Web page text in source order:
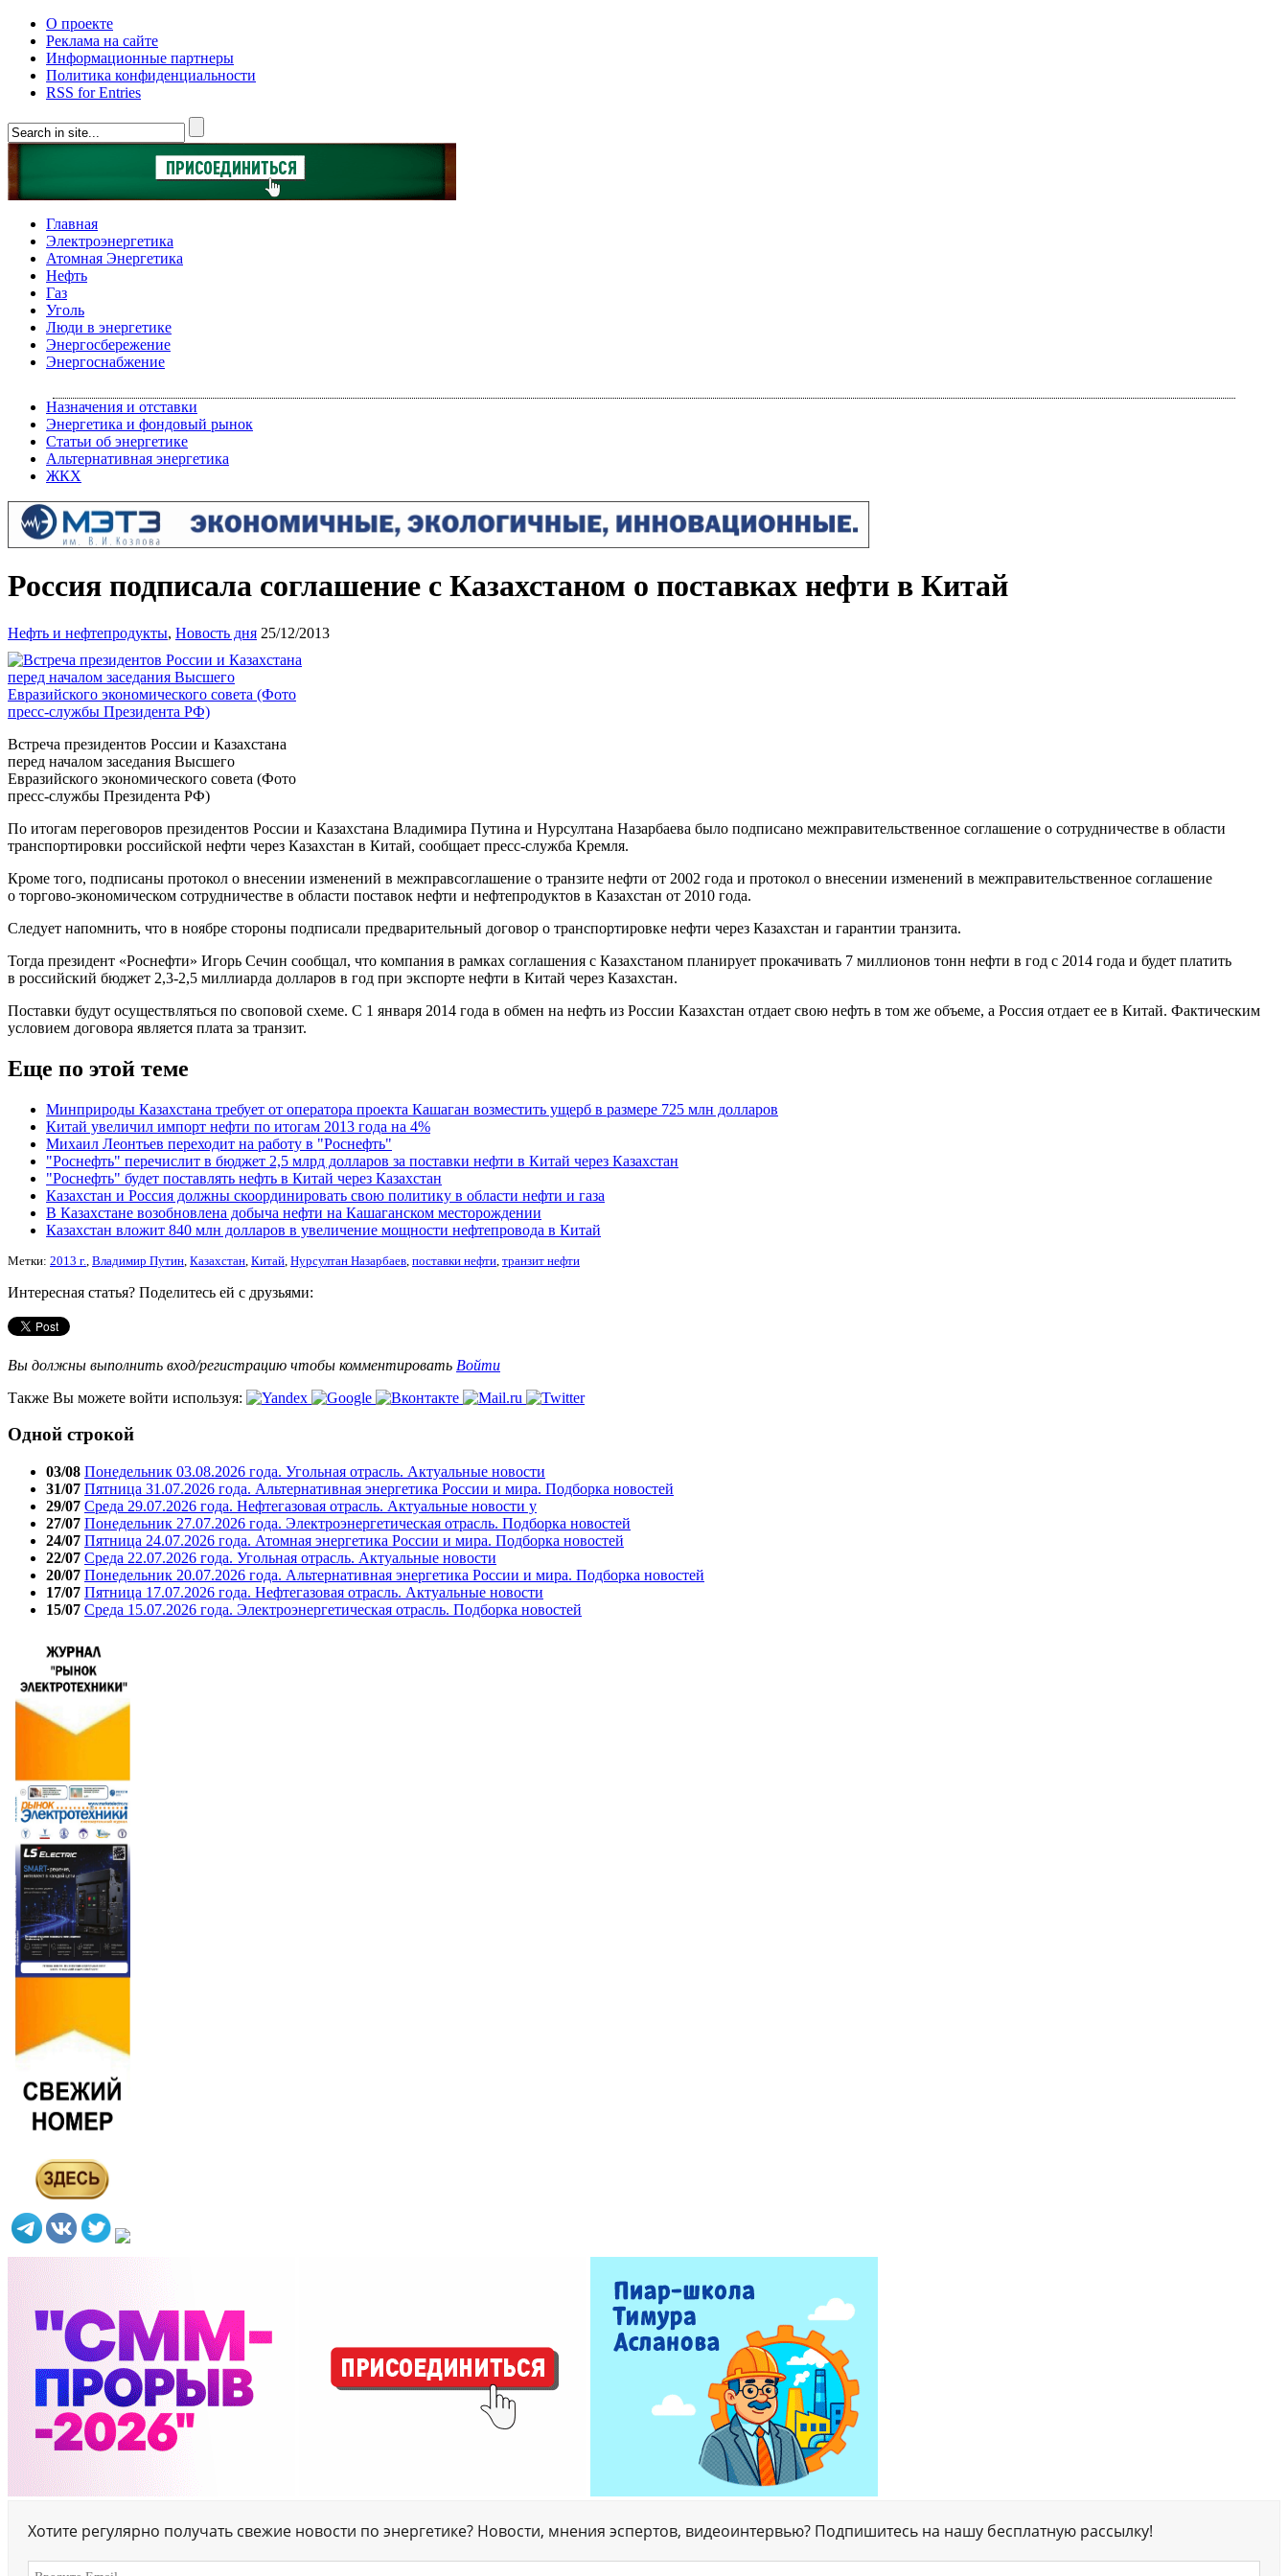
О проекте
Реклама на сайте
Информационные партнеры
Политика конфиденциальности
RSS for Entries
Главная
Электроэнергетика
Атомная Энергетика
Нефть
Газ
Уголь
Люди в энергетике
Энергосбережение
Энергоснабжение
Назначения и отставки
Энергетика и фондовый рынок
Статьи об энергетике
Альтернативная энергетика
ЖКХ
Россия подписала соглашение с Казахстаном о поставках нефти в Китай
Нефть и нефтепродукты, Новость дня 25/12/2013
Встреча президентов России и Казахстана
перед началом заседания Высшего
Евразийского экономического совета (Фото
пресс-службы Президента РФ)
По итогам переговоров президентов России и Казахстана Владимира Путина и Нурсултана Назарбаева было подписано межправительственное соглашение о сотрудничестве в области
транспортировки российской нефти через Казахстан в Китай, сообщает пресс-служба Кремля.
Кроме того, подписаны протокол о внесении изменений в межправсоглашение о транзите нефти от 2002 года и протокол о внесении изменений в межправительственное соглашение
о торгово-экономическом сотрудничестве в области поставок нефти и нефтепродуктов в Казахстан от 2010 года.
Следует напомнить, что в ноябре стороны подписали предварительный договор о транспортировке нефти через Казахстан и гарантии транзита.
Тогда президент «Роснефти» Игорь Сечин сообщал, что компания в рамках соглашения с Казахстаном планирует прокачивать 7 миллионов тонн нефти в год с 2014 года и будет платить
в российский бюджет 2,3-2,5 миллиарда долларов в год при экспорте нефти в Китай через Казахстан.
Поставки будут осуществляться по своповой схеме. С 1 января 2014 года в обмен на нефть из России Казахстан отдает свою нефть в том же объеме, а Россия отдает ее в Китай. Фактическим
условием договора является плата за транзит.
Еще по этой теме
Минприроды Казахстана требует от оператора проекта Кашаган возместить ущерб в размере 725 млн долларов
Китай увеличил импорт нефти по итогам 2013 года на 4%
Михаил Леонтьев переходит на работу в "Роснефть"
"Роснефть" перечислит в бюджет 2,5 млрд долларов за поставки нефти в Китай через Казахстан
"Роснефть" будет поставлять нефть в Китай через Казахстан
Казахстан и Россия должны скоординировать свою политику в области нефти и газа
В Казахстане возобновлена добыча нефти на Кашаганском месторождении
Казахстан вложит 840 млн долларов в увеличение мощности нефтепровода в Китай
Метки: 2013 г. Владимир Путин Казахстан Китай Нурсултан Назарбаев поставки нефти транзит нефти
Интересная статья? Поделитесь ей с друзьями:
Вы должны выполнить вход/регистрацию чтобы комментировать Войти
Также Вы можете войти используя:
Одной строкой
03/08 Понедельник 03.08.2026 года. Угольная отрасль. Актуальные новости
31/07 Пятница 31.07.2026 года. Альтернативная энергетика России и мира. Подборка новостей
29/07 Среда 29.07.2026 года. Нефтегазовая отрасль. Актуальные новости у
27/07 Понедельник 27.07.2026 года. Электроэнергетическая отрасль. Подборка новостей
24/07 Пятница 24.07.2026 года. Атомная энергетика России и мира. Подборка новостей
22/07 Среда 22.07.2026 года. Угольная отрасль. Актуальные новости
20/07 Понедельник 20.07.2026 года. Альтернативная энергетика России и мира. Подборка новостей
17/07 Пятница 17.07.2026 года. Нефтегазовая отрасль. Актуальные новости
15/07 Среда 15.07.2026 года. Электроэнергетическая отрасль. Подборка новостей
Хотите регулярно получать свежие новости по энергетике? Новости, мнения эспертов, видеоинтервью? Подпишитесь на нашу бесплатную рассылку!